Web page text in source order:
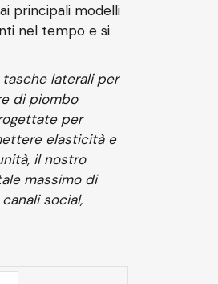
principali modelli
nel tempo e si
laterali per
di piombo
per
elasticità e
il nostro
massimo di
social,